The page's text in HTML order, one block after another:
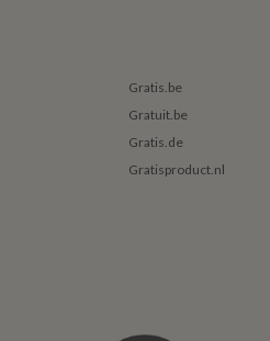
Gratis.be
Gratuit.be
Gratis.de
Gratisproduct.nl